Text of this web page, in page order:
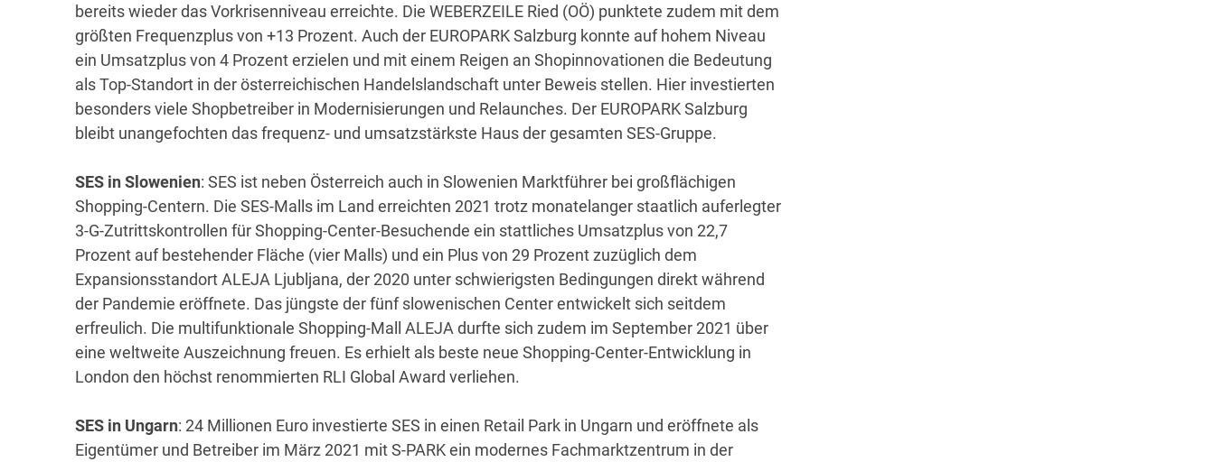
bereits wieder das Vorkrisenniveau erreichte. Die WEBERZEILE Ried (OÖ) punktete zudem mit dem
größten Frequenzplus von +13 Prozent. Auch der EUROPARK Salzburg konnte auf hohem Niveau
ein Umsatzplus von 4 Prozent erzielen und mit einem Reigen an Shopinnovationen die Bedeutung
als Top-Standort in der österreichischen Handelslandschaft unter Beweis stellen. Hier investierten
besonders viele Shopbetreiber in Modernisierungen und Relaunches. Der EUROPARK Salzburg
bleibt unangefochten das frequenz- und umsatzstärkste Haus der gesamten SES-Gruppe.
SES in Slowenien: SES ist neben Österreich auch in Slowenien Marktführer bei großflächigen
Shopping-Centern. Die SES-Malls im Land erreichten 2021 trotz monatelanger staatlich auferlegter
3-G-Zutrittskontrollen für Shopping-Center-Besuchende ein stattliches Umsatzplus von 22,7
Prozent auf bestehender Fläche (vier Malls) und ein Plus von 29 Prozent zuzüglich dem
Expansionsstandort ALEJA Ljubljana, der 2020 unter schwierigsten Bedingungen direkt während
der Pandemie eröffnete. Das jüngste der fünf slowenischen Center entwickelt sich seitdem
erfreulich. Die multifunktionale Shopping-Mall ALEJA durfte sich zudem im September 2021 über
eine weltweite Auszeichnung freuen. Es erhielt als beste neue Shopping-Center-Entwicklung in
London den höchst renommierten RLI Global Award verliehen.
SES in Ungarn: 24 Millionen Euro investierte SES in einen Retail Park in Ungarn und eröffnete als
Eigentümer und Betreiber im März 2021 mit S-PARK ein modernes Fachmarktzentrum in der